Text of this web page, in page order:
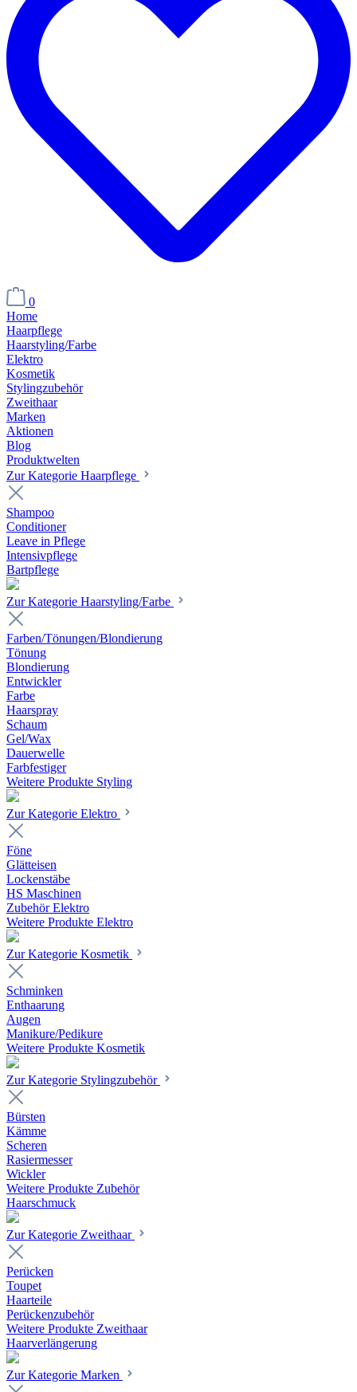
0
Home
Haarpflege
Haarstyling/Farbe
Elektro
Kosmetik
Stylingzubehör
Zweithaar
Marken
Aktionen
Blog
Produktwelten
Zur Kategorie Haarpflege
Shampoo
Conditioner
Leave in Pflege
Intensivpflege
Bartpflege
Zur Kategorie Haarstyling/Farbe
Farben/Tönungen/Blondierung
Tönung
Blondierung
Entwickler
Farbe
Haarspray
Schaum
Gel/Wax
Dauerwelle
Farbfestiger
Weitere Produkte Styling
Zur Kategorie Elektro
Föne
Glätteisen
Lockenstäbe
HS Maschinen
Zubehör Elektro
Weitere Produkte Elektro
Zur Kategorie Kosmetik
Schminken
Enthaarung
Augen
Manikure/Pedikure
Weitere Produkte Kosmetik
Zur Kategorie Stylingzubehör
Bürsten
Kämme
Scheren
Rasiermesser
Wickler
Weitere Produkte Zubehör
Haarschmuck
Zur Kategorie Zweithaar
Perücken
Toupet
Haarteile
Perückenzubehör
Weitere Produkte Zweithaar
Haarverlängerung
Zur Kategorie Marken